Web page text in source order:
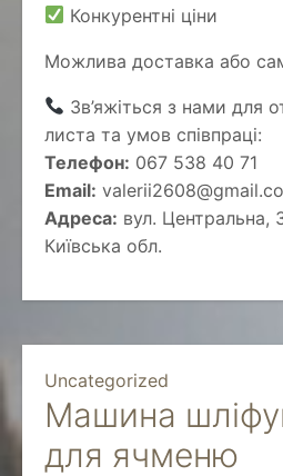
Конкурентні ціни
Можлива доставка або
Зв’яжіться з нами для
листа та умов співпраці:
Телефон: 067 538 40 71
Email:
Адреса: вул. Центральна,
Київська обл.
Uncategorized
Машина
для ячменю